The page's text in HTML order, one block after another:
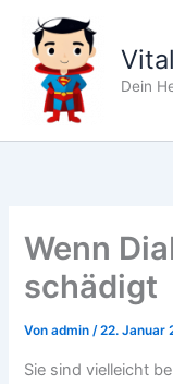
Inhalt
springen
Dein
Wenn
schädigt
Vonadmin/22. Januar
Sie sind vielleicht